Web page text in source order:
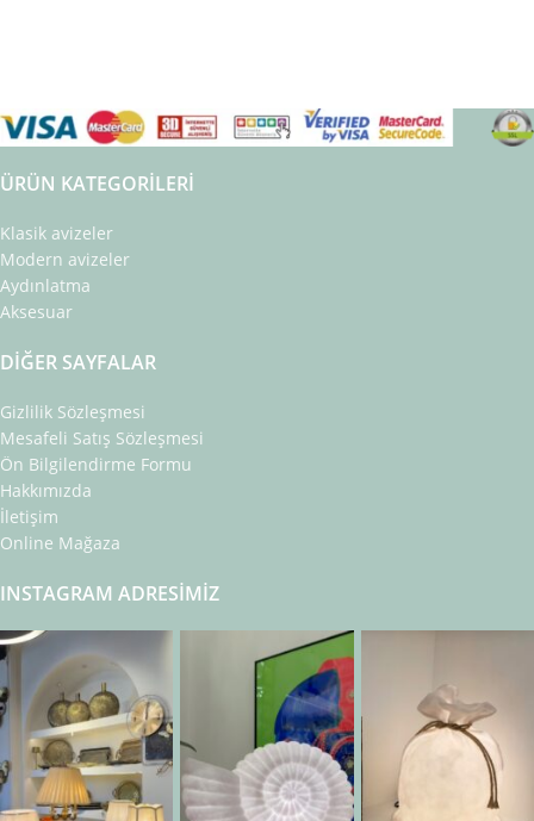
ÜRÜN KATEGORILERI
Klasik avizeler
Modern avizeler
Aydınlatma
Aksesuar
DIĞER SAYFALAR
Gizlilik Sözleşmesi
Mesafeli Satış Sözleşmesi
Ön Bilgilendirme Formu
Hakkımızda
İletişim
Online Mağaza
INSTAGRAM ADRESIMIZ